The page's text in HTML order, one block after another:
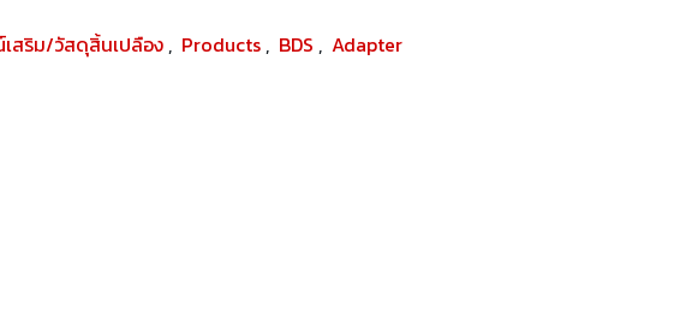
สริม/วัสดุสิ้นเปลือง , Products , BDS , Adapter